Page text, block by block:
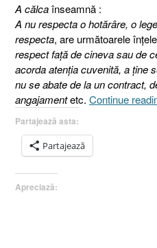
A călcaînseamnă :
A nu respecta o hotărâre, o
respecta, are următoarele
respect faţă de cineva sau de
acorda atenţia cuvenită, a ţine
nu se abate de la un contract,
angajamentetc. Continue
Partajează asta:
Partajează
Apreciază: